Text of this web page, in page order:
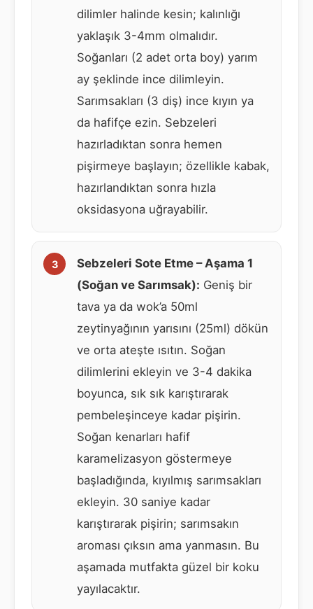
dilimler halinde kesin; kalınlığı
yaklaşık 3-4mm olmalıdır.
Soğanları (2 adet orta boy) yarım
ay şeklinde ince dilimleyin.
Sarımsakları (3 diş) ince kıyın ya
da hafifçe ezin. Sebzeleri
hazırladıktan sonra hemen
pişirmeye başlayın; özellikle kabak,
hazırlandıktan sonra hızla
oksidasyona uğrayabilir.
Sebzeleri Sote Etme – Aşama 1
(Soğan ve Sarımsak): Geniş bir
tava ya da wok’a 50ml
zeytinyağının yarısını (25ml) dökün
ve orta ateşte ısıtın. Soğan
dilimlerini ekleyin ve 3-4 dakika
boyunca, sık sık karıştırarak
pembeleşinceye kadar pişirin.
Soğan kenarları hafif
karamelizasyon göstermeye
başladığında, kıyılmış sarımsakları
ekleyin. 30 saniye kadar
karıştırarak pişirin; sarımsakın
aroması çıksın ama yanmasın. Bu
aşamada mutfakta güzel bir koku
yayılacaktır.